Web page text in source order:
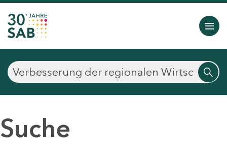
Suche